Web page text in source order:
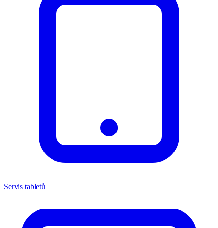
Servis tabletů